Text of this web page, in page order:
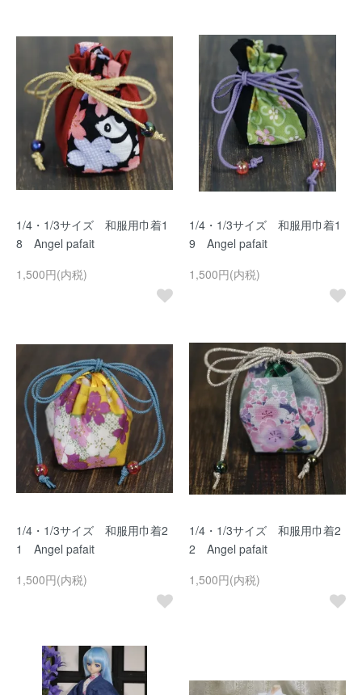
1/4・1/3サイズ 和服用巾着1
8 Angel pafait
1,500円(内税)
1/4・1/3サイズ 和服用巾着1
9 Angel pafait
1,500円(内税)
1/4・1/3サイズ 和服用巾着2
1 Angel pafait
1,500円(内税)
1/4・1/3サイズ 和服用巾着2
2 Angel pafait
1,500円(内税)